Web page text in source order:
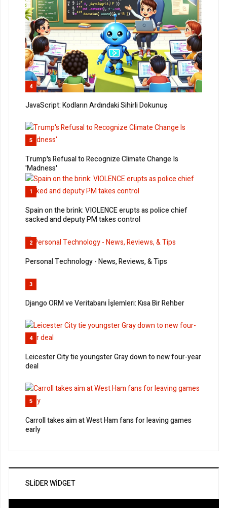
4
JavaScript: Kodların Ardındaki Sihirli Dokunuş
5
Trump's Refusal to Recognize Climate Change Is
'Madness'
1
Spain on the brink: VIOLENCE erupts as police chief
sacked and deputy PM takes control
2
Personal Technology - News, Reviews, & Tips
3
Django ORM ve Veritabanı İşlemleri: Kısa Bir Rehber
4
Leicester City tie youngster Gray down to new four-year
deal
5
Carroll takes aim at West Ham fans for leaving games
early
SLIDER WIDGET